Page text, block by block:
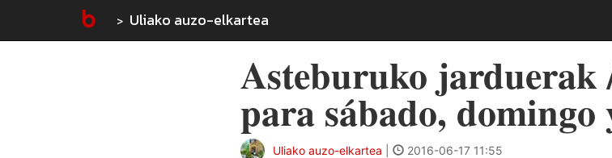
Uliako auzo-elkartea
Asteburuko jarduerak
para sábado, domingo
Uliako auzo-elkartea 2016-06-17 11:55